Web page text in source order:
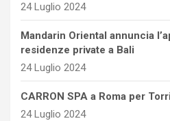
24 Luglio 2024
Mandarin Oriental annuncia
residenze private a Bali
24 Luglio 2024
CARRON SPA a Roma per
24 Luglio 2024